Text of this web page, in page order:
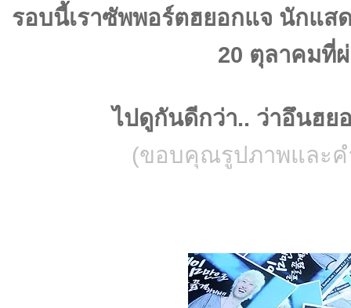
รอบนี้เราซัพพอร์ตฮยอกแจ นักแส
20 ตุลาคมที่
ไปดูกันดีกว่า.. ว่าอึนฮย
(ขอบคุณรูปภาพและค